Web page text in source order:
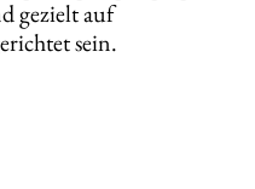
gezielt auf
sein.